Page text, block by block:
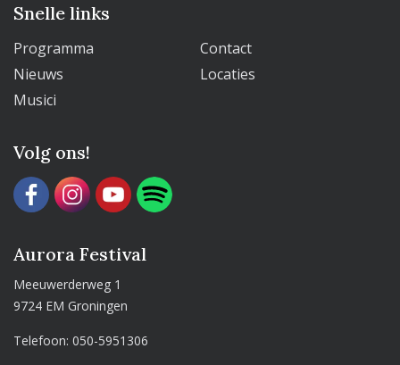
Snelle links
Programma
Contact
Nieuws
Locaties
Musici
Volg ons!
Aurora Festival
Meeuwerderweg 1
9724 EM Groningen
Telefoon:050-5951306